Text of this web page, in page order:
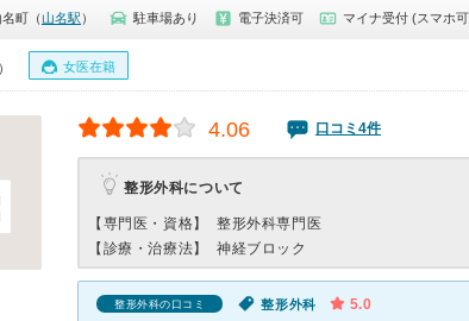
町（山名駅 ） 駐車場あり 電子決済可 マイナ受付 (スマホ
女医在籍
4.06 口コミ4件
整形外科について
【専門医・資格】
整形外科専門医
【診療・治療法】
神経ブロック
整形外科の口コミ 整形外科 5.0